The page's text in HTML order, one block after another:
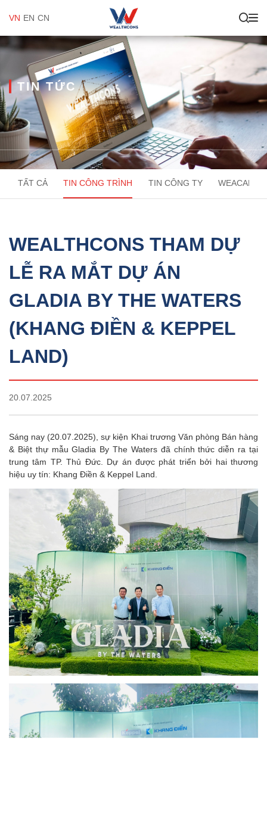
VN EN CN
TIN TỨC
TẤT CẢ TIN CÔNG TRÌNH TIN CÔNG TY
WEALTHCONS THAM DỰ
LỄ RA MẮT DỰ ÁN
GLADIA BY THE WATERS
(KHANG ĐIỀN & KEPPEL
LAND)
20.07.2025
Sáng nay (20.07.2025), sự kiện Khai trương Văn phòng Bán hàng
& Biệt thự mẫu Gladia By The Waters đã chính thức diễn ra tại
trung tâm TP. Thủ Đức. Dự án được phát triển bởi hai thương
hiệu uy tín: Khang Điền & Keppel Land.